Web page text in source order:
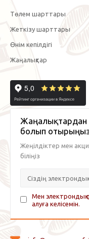
Төлем шарттары
Жеткізу шарттары
Өнім кепілдігі
Жаңалықтар
Жаңалықтардан
болып
Жеңілдіктер мен
біліңіз
Мен
алуға келісемін.